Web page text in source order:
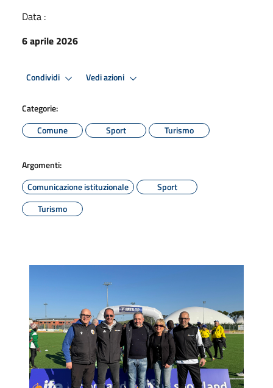
Data :
6 aprile 2026
Condividi Vedi azioni
Categorie:
Comune
Sport Turismo
Argomenti:
Comunicazione istituzionale
Sport
Turismo